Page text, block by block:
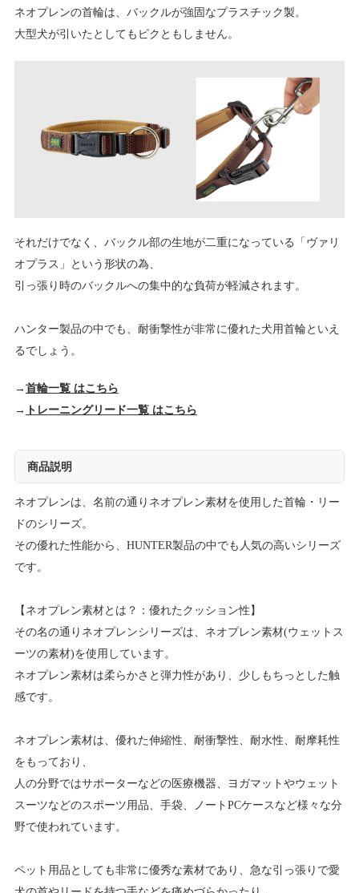
ネオプレンの首輪は、バックルが強固なプラスチック製。
大型犬が引いたとしてもピクともしません。
それだけでなく、バックル部の生地が二重になっている「ヴァリ
オプラス」という形状の為、
引っ張り時のバックルへの集中的な負荷が軽減されます。
ハンター製品の中でも、耐衝撃性が非常に優れた犬用首輪といえ
るでしょう。
→ 首輪一覧 はこちら
→ トレーニングリード一覧 はこちら
商品説明
ネオプレンは、名前の通りネオプレン素材を使用した首輪・リー
ドのシリーズ。
その優れた性能から、HUNTER製品の中でも人気の高いシリーズ
です。
【ネオプレン素材とは？：優れたクッション性】
その名の通りネオプレンシリーズは、ネオプレン素材(ウェットス
ーツの素材)を使用しています。
ネオプレン素材は柔らかさと弾力性があり、少しもちっとした触
感です。
ネオプレン素材は、優れた伸縮性、耐衝撃性、耐水性、耐摩耗性
をもっており、
人の分野ではサポーターなどの医療機器、ヨガマットやウェット
スーツなどのスポーツ用品、手袋、ノートPCケースなど様々な分
野で使われています。
ペット用品としても非常に優秀な素材であり、急な引っ張りで愛